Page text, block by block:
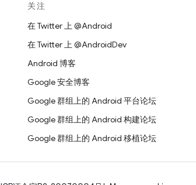
关注
在 Twitter 上 @Android
在 Twitter 上 @AndroidDev
Android 博客
Google 安全博客
Google 群组上的 Android 平台论坛
Google 群组上的 Android 构建论坛
Google 群组上的 Android 移植论坛